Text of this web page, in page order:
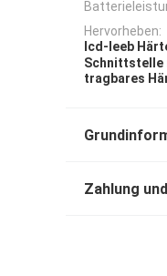
Hervorheben:
lcd-leeb
Schnittstelle
tragbares
Zahlung